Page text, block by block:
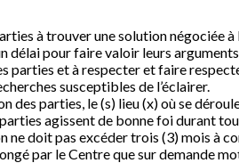
à trouver une solution négociée
délai pour faire valoir leurs
parties et à respecter et faire
susceptibles de l’éclairer.
des parties, le (s) lieu (x) où se
agissent de bonne foi durant
ne doit pas excéder trois (3) mois à
par le Centre que sur demande